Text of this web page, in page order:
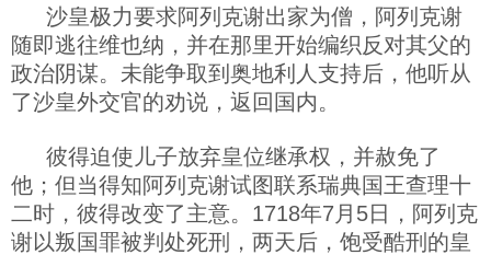
沙皇极力要求阿列克谢出家为僧，阿列克谢
随即逃往维也纳，并在那里开始编织反对其父的
政治阴谋。未能争取到奥地利人支持后，他听从
了沙皇外交官的劝说，返回国内。
彼得迫使儿子放弃皇位继承权，并赦免了
他；但当得知阿列克谢试图联系瑞典国王查理十
二时，彼得改变了主意。1718年7月5日，阿列克
谢以叛国罪被判处死刑，两天后，饱受酷刑的皇